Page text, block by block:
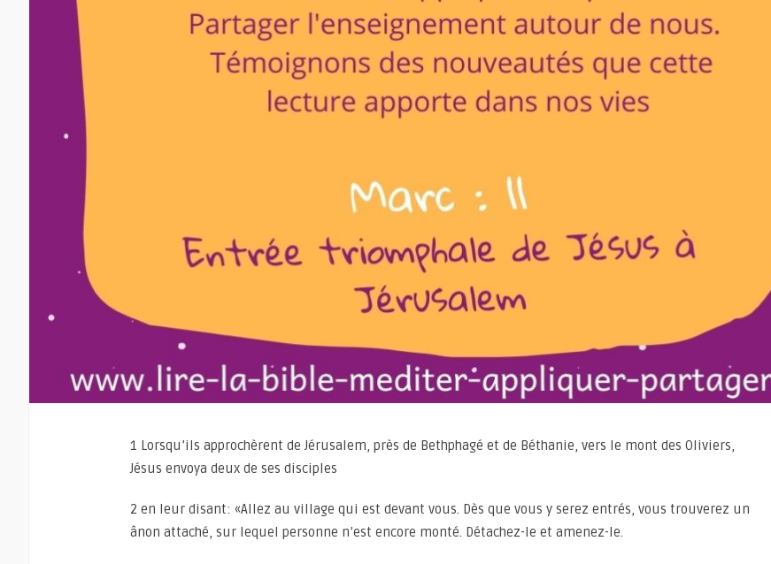
1 Lorsqu’ils approchèrent de Jérusalem, près de Bethphagé et de Béthanie, vers le mont des Oliviers,
Jésus envoya deux de ses disciples
2 en leur disant: «Allez au village qui est devant vous. Dès que vous y serez entrés, vous trouverez un
ânon attaché, sur lequel personne n’est encore monté. Détachez-le et amenez-le.